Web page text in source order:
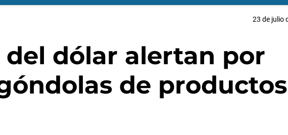
23 de julio
del dólar alertan por
de productos